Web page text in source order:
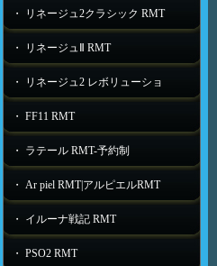
・ リネージュ2クラシック RMT
・ リネージュⅡ RMT
・ リネージュ2 レボリューショ
・ FF11 RMT
・ ラテール RMT-予約制
・ Ar piel RMT|アルピエルRMT
・ イルーナ戦記 RMT
・ PSO2 RMT